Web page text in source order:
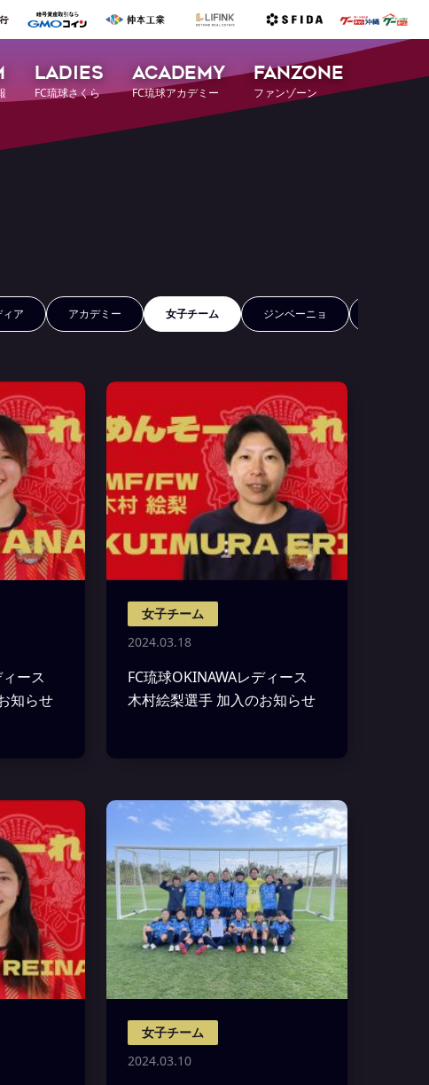
LADIES
FC琉球さくら
ACADEMY
FC琉球アカデミー
FANZONE
ファンゾーン
ィア アカデミー 女子チーム ジンベーニョ
ィース
知らせ
女子チーム
2024.03.18
FC琉球OKINAWAレディース
木村絵梨選手 加入のお知らせ
女子チーム
2024.03.10